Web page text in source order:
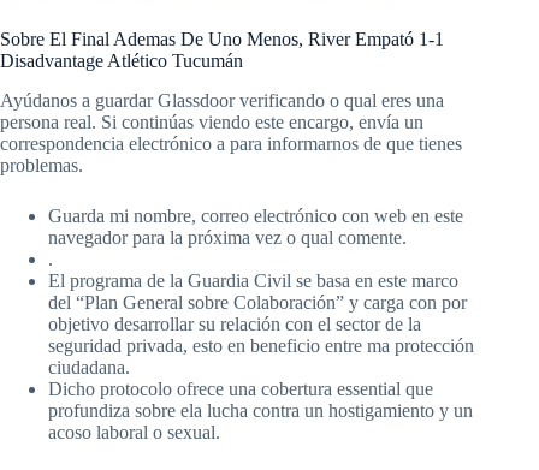
Sobre El Final Ademas De Uno Menos, River Empató 1-1
Disadvantage Atlético Tucumán
Ayúdanos a guardar Glassdoor verificando o qual eres una
persona real. Si continúas viendo este encargo, envía un
correspondencia electrónico a para informarnos de que tienes
problemas.
Guarda mi nombre, correo electrónico con web en este
navegador para la próxima vez o qual comente.
.
El programa de la Guardia Civil se basa en este marco
del “Plan General sobre Colaboración” y carga con por
objetivo desarrollar su relación con el sector de la
seguridad privada, esto en beneficio entre ma protección
ciudadana.
Dicho protocolo ofrece una cobertura essential que
profundiza sobre ela lucha contra un hostigamiento y un
acoso laboral o sexual.